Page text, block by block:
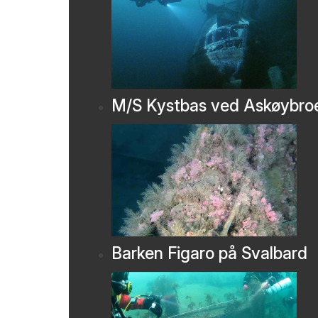
M/S Kystbas ved
Barken Figaro på Svalbard